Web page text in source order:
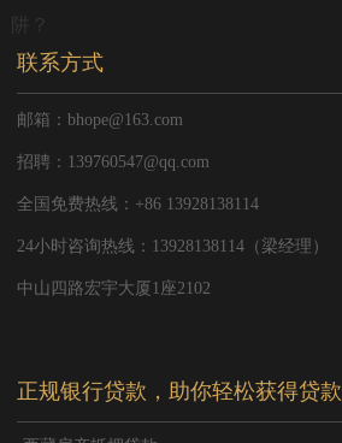
阱？
联系方式
邮箱：bhope@163.com
招聘：139760547@qq.com
全国免费热线：+86 13928138114
24小时咨询热线：13928138114（梁经理）
中山四路宏宇大厦1座2102
正规银行贷款，助你轻松获得贷款